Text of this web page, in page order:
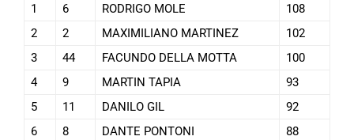
1 6 RODRIGO MOLE
108
2
2 MAXIMILIANO MARTINEZ
102
3
44 FACUNDO DELLA MOTTA
100
4
9 MARTIN TAPIA
93
5
11 DANILO GIL
92
6
8 DANTE PONTONI
88